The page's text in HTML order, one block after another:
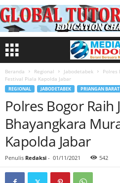
Beranda Regional Jabodetabek
Polres
Festival Piala Kapolda Jabar
REGIONAL JABODETABEK PRIANGAN BARAT
Polres Bogor Raih
Bhayangkara
Kapolda Jabar
Penulis Redaksi - 01/11/2021 542